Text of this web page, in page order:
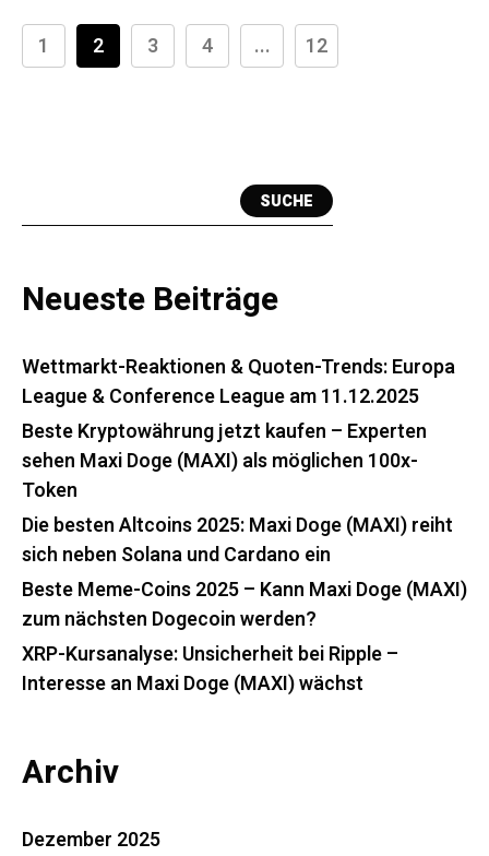
1 2 3 4 ... 12
SUCHE
Neueste Beiträge
Wettmarkt-Reaktionen & Quoten-Trends: Europa
League & Conference League am 11.12.2025
Beste Kryptowährung jetzt kaufen – Experten
sehen Maxi Doge (MAXI) als möglichen 100x-
Token
Die besten Altcoins 2025: Maxi Doge (MAXI) reiht
sich neben Solana und Cardano ein
Beste Meme-Coins 2025 – Kann Maxi Doge (MAXI)
zum nächsten Dogecoin werden?
XRP-Kursanalyse: Unsicherheit bei Ripple –
Interesse an Maxi Doge (MAXI) wächst
Archiv
Dezember 2025